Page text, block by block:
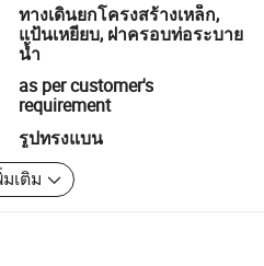
ทางเดินยกโครงสร้างเหล็ก,
แป้นเหยียบ, ฝาครอบท่อระบาย
น้ำ
as per customer's
requirement
รูปทรงแบน
เติม